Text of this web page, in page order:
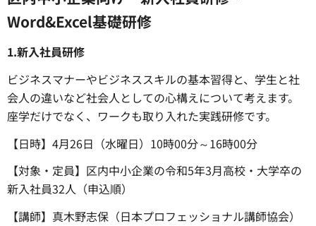
Word&Excel基礎研修
1.新入社員研修
ビジネスマナーやビジネススキルの基本習得と、学生と社
会人の違いなど社会人としての心構えについて考えます。
座学だけでなく、ワークも取り入れた実践研修です。
【日時】4月26日（水曜日）10時00分～16時00分
【対象・定員】区内中小企業の令和5年3月高校・大学卒の
新入社員32人（申込順）
【講師】真木野志保（日本プロフェッショナル講師協会）